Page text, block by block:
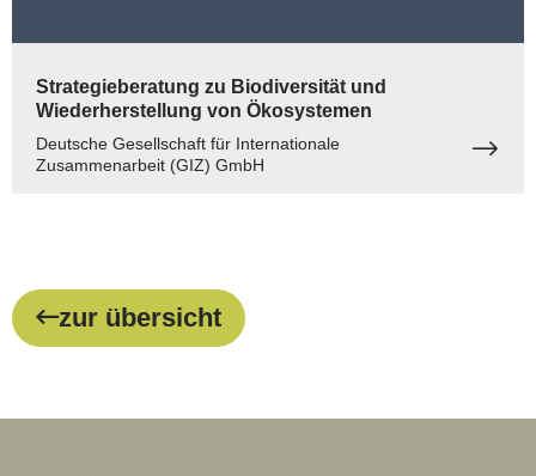
Strategieberatung zu Biodiversität und
Wiederherstellung von Ökosystemen
Deutsche Gesellschaft für Internationale
Zusammenarbeit (GIZ) GmbH
zur übersicht